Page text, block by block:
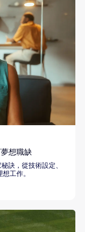
想職缺
訣，從技術設定、
工作。